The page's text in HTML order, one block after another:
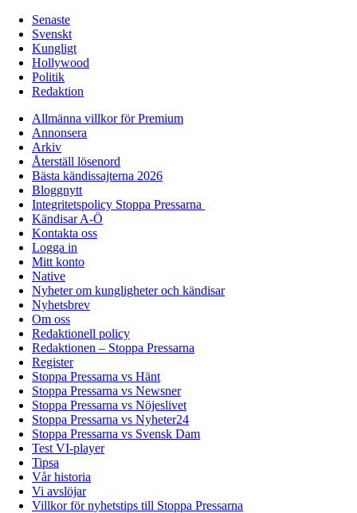
Senaste
Svenskt
Kungligt
Hollywood
Politik
Redaktion
Allmänna villkor för Premium
Annonsera
Arkiv
Återställ lösenord
Bästa kändissajterna 2026
Bloggnytt
Integritetspolicy Stoppa Pressarna
Kändisar A-Ö
Kontakta oss
Logga in
Mitt konto
Native
Nyheter om kungligheter och kändisar
Nyhetsbrev
Om oss
Redaktionell policy
Redaktionen – Stoppa Pressarna
Register
Stoppa Pressarna vs Hänt
Stoppa Pressarna vs Newsner
Stoppa Pressarna vs Nöjeslivet
Stoppa Pressarna vs Nyheter24
Stoppa Pressarna vs Svensk Dam
Test VI-player
Tipsa
Vår historia
Vi avslöjar
Villkor för nyhetstips till Stoppa Pressarna